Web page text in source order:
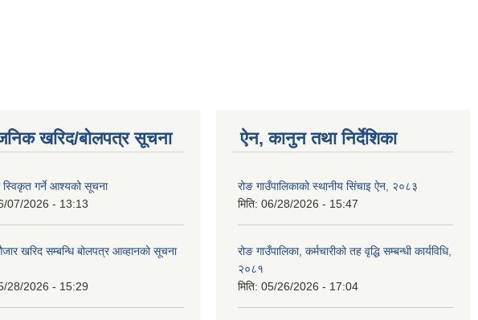
खरिद/बोलपत्र सूचना
स्विकृत गर्ने आश्यको सूचना
07/2026 - 13:13
खरिद सम्बन्धि बोलपत्र आव्हानको सूचना
28/2026 - 15:29
ऐन, कानुन तथा निर्देशिका
रोङ गाउँपालिकाको स्थानीय सिंचाइ ऐन, २०८३
मिति: 06/28/2026 - 15:47
रोङ गाउँपालिका, कर्मचारीको तह वृद्धि सम्बन्धी कार्यविधि,
२०८१
मिति: 05/26/2026 - 17:04